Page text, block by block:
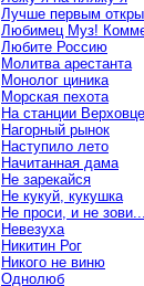
Лучше первым
Любимец Муз!
Любите Россию
Молитва арестанта
Монолог циника
Морская пехота
На станции
Нагорный рынок
Наступило лето
Начитанная дама
Не зарекайся
Не кукуй, кукушка
Не проси, и не зови...
Невезуха
Никитин Рог
Никого не виню
Однолюб